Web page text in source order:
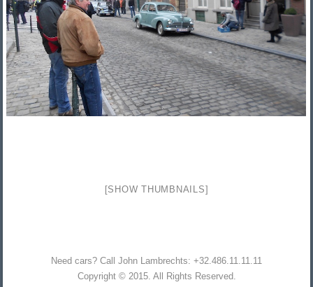
[SHOW THUMBNAILS]
Need cars? Call John Lambrechts: +32.486.11.11.11
Copyright © 2015. All Rights Reserved.